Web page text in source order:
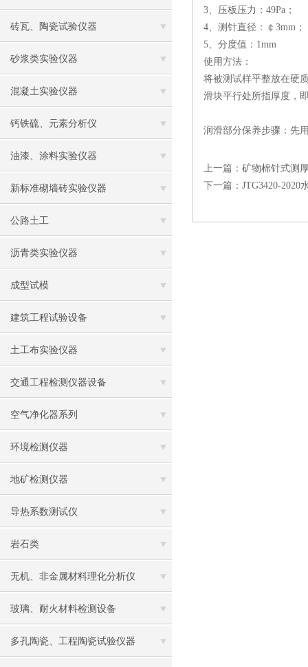
砖瓦、陶瓷试验仪器
砂浆类实验仪器
混凝土实验仪器
钙铁硫、元素分析仪
油漆、涂料实验仪器
新标准砌墙砖实验仪器
公路土工
沥青类实验仪器
成型试模
建筑工程试验设备
土工布实验仪器
交通工程检测仪器设备
空气净化器系列
环境检测仪器
地矿检测仪器
导热系数测试仪
岩石类
无机、非金属材料理化分析仪
玻璃、耐火材料检测设备
多孔陶瓷、工程陶瓷试验仪器
3、压板压力：49Pa；
4、测针直径：￠3mm；
5、分度值：1mm
使用方法：
将被测试样平整放在硬
滑块平行处所指厚度，
润滑部分保养步骤：先
上一篇： 矿物棉针式测
下一篇： JTG3420-2020